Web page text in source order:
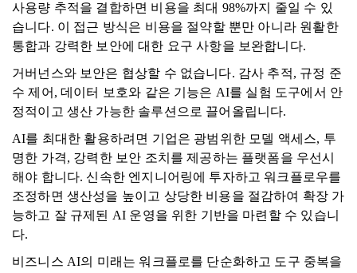
사용량 추적을 결합하면 비용을 최대 98%까지 줄일 수 있
습니다. 이 접근 방식은 비용을 절약할 뿐만 아니라 원활한
통합과 강력한 보안에 대한 요구 사항을 보완합니다.
거버넌스와 보안은 협상할 수 없습니다. 감사 추적, 규정 준
수 제어, 데이터 보호와 같은 기능은 AI를 실험 도구에서 안
정적이고 생산 가능한 솔루션으로 끌어올립니다.
AI를 최대한 활용하려면 기업은 광범위한 모델 액세스, 투
명한 가격, 강력한 보안 조치를 제공하는 플랫폼을 우선시
해야 합니다. 신속한 엔지니어링에 투자하고 워크플로우를
조정하면 생산성을 높이고 상당한 비용을 절감하여 확장 가
능하고 잘 규제된 AI 운영을 위한 기반을 마련할 수 있습니
다.
비즈니스 AI의 미래는 워크플로를 단순화하고 도구 중복을